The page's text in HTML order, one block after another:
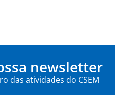
newsletter
das atividades do CSEM